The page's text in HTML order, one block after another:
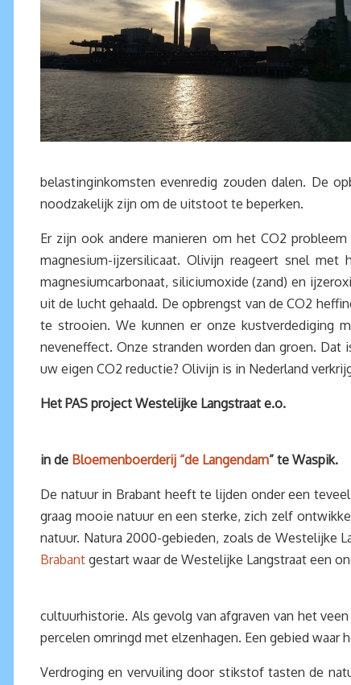
belastinginkomsten evenredig zouden dalen. De
noodzakelijk zijn om de uitstoot te beperken.
Er zijn ook andere manieren om het CO2
magnesium-ijzersilicaat. Olivijn reageert snel
magnesiumcarbonaat, siliciumoxide (zand) en
uit de lucht gehaald. De opbrengst van de CO2
te strooien. We kunnen er onze kustverdediging
neveneffect. Onze stranden worden dan groen. Dat
uw eigen CO2 reductie? Olivijn is in Nederland
Het PAS project Westelijke Langstraat e.o.
in de Bloemenboerderij “de Langendam” te Waspik.
De natuur in Brabant heeft te lijden onder een
graag mooie natuur en een sterke, zich zelf
natuur. Natura 2000-gebieden, zoals de Westelijke
Brabant gestart waar de Westelijke Langstraat een
cultuurhistorie. Als gevolg van afgraven van het
percelen omringd met elzenhagen. Een gebied waar
Verdroging en vervuiling door stikstof tasten de